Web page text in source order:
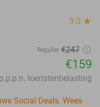
9.0 star
Regulier €247
€159
toeristenbelasting
Social Deals. Wees